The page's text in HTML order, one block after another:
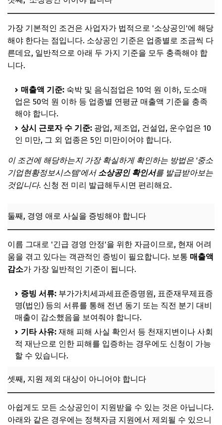
가장 기본적인 조건은 사업자가 법적으로 '소상공인'에 해당
해야 한다는 점입니다. 소상공인 기준은 업종별로 조금씩 다
른데요, 일반적으로 아래 두 가지 기준을 모두 충족해야 합
니다.
매출액 기준: 숙박 및 음식점업은 10억 원 이하, 도소매
업은 50억 원 이하 등 업종별 연평균 매출액 기준을 충족
해야 합니다.
상시 근로자 수 기준: 광업, 제조업, 건설업, 운수업은 10
인 미만, 그 외 업종은 5인 미만이어야 합니다.
이 조건에 해당하는지 가장 확실하게 확인하는 방법은 '중소
기업현황정보시스템'에서 소상공인 확인서를 발급받아보는
것입니다. 신청 전 미리 발급해두시면 편리해요.
둘째, 경영 애로 사실을 증빙해야 합니다
이름 그대로 '긴급 경영 안정'을 위한 자금이므로, 현재 어려
움을 겪고 있다는 객관적인 증빙이 필요합니다. 보통 매출액
감소가 가장 일반적인 기준이 됩니다.
증빙 서류: 부가가치세과세표준증명원, 표준재무제표증
명(법인) 등의 서류를 통해 전년 동기 또는 직전 분기 대비
매출이 감소했음을 보여줘야 합니다.
기타 사유: 재해 피해 사실 확인서 등 천재지변이나 사회
적 재난으로 인한 피해를 입증하는 경우에도 신청이 가능
할 수 있습니다.
셋째, 지원 제외 대상이 아니어야 합니다
아쉽게도 모든 소상공인이 지원받을 수 있는 것은 아닙니다.
아래와 같은 경우에는 정책자금 지원에서 제외될 수 있으니